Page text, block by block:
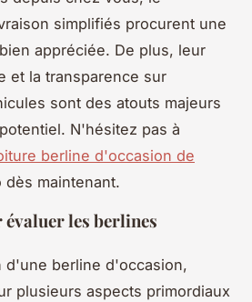
simplifiés procurent une
appréciée. De plus, leur
et la transparence sur
sont des atouts majeurs
N'hésitez pas à
berline d'occasion de
dès maintenant.
les berlines
d'une berline d'occasion,
plusieurs aspects primordiaux